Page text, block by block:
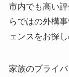
市内でも高い
らではの外構
ェンスをお探
家族のプライ